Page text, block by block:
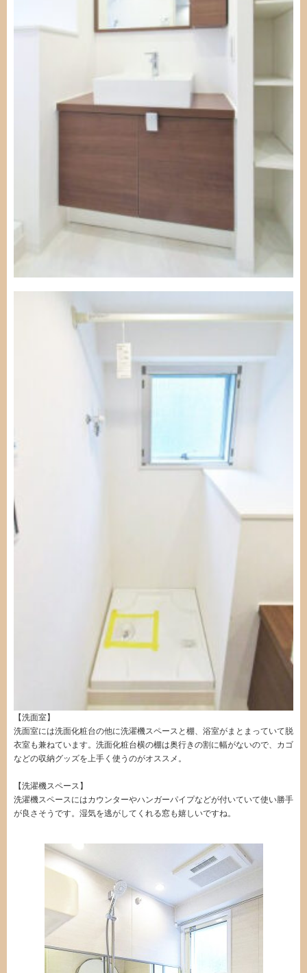
【洗面室】
洗面室には洗面化粧台の他に洗濯機スペースと棚、浴室がまとまっていて脱
衣室も兼ねています。洗面化粧台横の棚は奥行きの割に幅がないので、カゴ
などの収納グッズを上手く使うのがオススメ。
【洗濯機スペース】
洗濯機スペースにはカウンターやハンガーパイプなどが付いていて使い勝手
が良さそうです。湿気を逃がしてくれる窓も嬉しいですね。